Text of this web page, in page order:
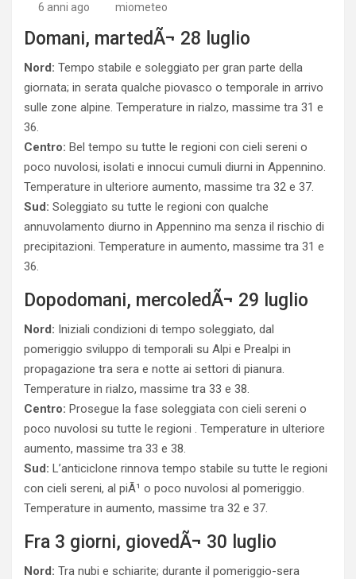
6 anni ago miometeo
Domani, martedÃ¬ 28 luglio
Nord: Tempo stabile e soleggiato per gran parte della
giornata; in serata qualche piovasco o temporale in arrivo
sulle zone alpine. Temperature in rialzo, massime tra 31 e
36.
Centro: Bel tempo su tutte le regioni con cieli sereni o
poco nuvolosi, isolati e innocui cumuli diurni in Appennino.
Temperature in ulteriore aumento, massime tra 32 e 37.
Sud: Soleggiato su tutte le regioni con qualche
annuvolamento diurno in Appennino ma senza il rischio di
precipitazioni. Temperature in aumento, massime tra 31 e
36.
Dopodomani, mercoledÃ¬ 29 luglio
Nord: Iniziali condizioni di tempo soleggiato, dal
pomeriggio sviluppo di temporali su Alpi e Prealpi in
propagazione tra sera e notte ai settori di pianura.
Temperature in rialzo, massime tra 33 e 38.
Centro: Prosegue la fase soleggiata con cieli sereni o
poco nuvolosi su tutte le regioni . Temperature in ulteriore
aumento, massime tra 33 e 38.
Sud: L’anticiclone rinnova tempo stabile su tutte le regioni
con cieli sereni, al piÃ¹ o poco nuvolosi al pomeriggio.
Temperature in aumento, massime tra 32 e 37.
Fra 3 giorni, giovedÃ¬ 30 luglio
Nord: Tra nubi e schiarite; durante il pomeriggio-sera